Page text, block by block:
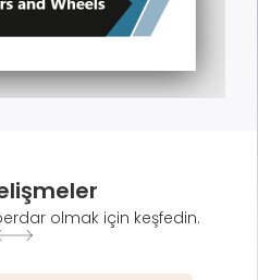
olmak için keşfedin.